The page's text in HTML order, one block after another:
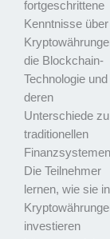
fortgeschrittene
Kenntnisse über
die Blockchain-
Technologie und
deren
Unterschiede zu
traditionellen
Die Teilnehmer
lernen, wie sie in
investieren